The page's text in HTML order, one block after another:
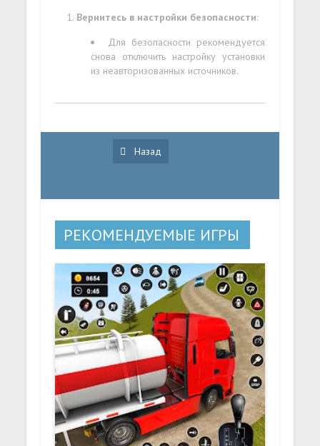
Вернитесь в настройки безопасности:
Для безопасности рекомендуется
снова отключить настройку установки
из неавторизованных источников.
Назад
РЕКОМЕНДУЕМЫЕ ИГРЫ